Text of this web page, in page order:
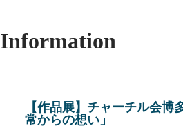
Information
【作品展】チャーチル会博
常からの想い」